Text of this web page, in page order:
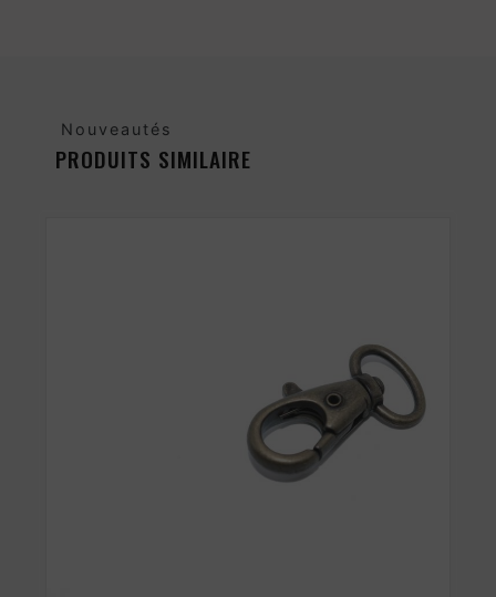
Nouveautés
PRODUITS SIMILAIRE